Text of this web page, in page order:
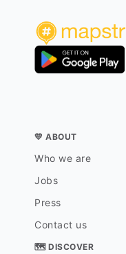
💛 ABOUT
Who we are
Jobs
Press
Contact us
🗺 DISCOVER